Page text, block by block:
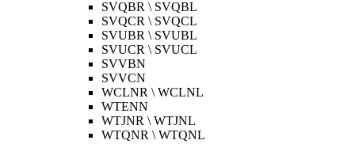
SVQBR \ SVQBL
SVQCR \ SVQCL
SVUBR \ SVUBL
SVUCR \ SVUCL
SVVBN
SVVCN
WCLNR \ WCLNL
WTENN
WTJNR \ WTJNL
WTQNR \ WTQNL